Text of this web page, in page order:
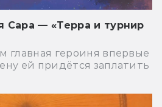
Сара — «Терра и турнир
главная героиня впервые
ей придётся заплатить